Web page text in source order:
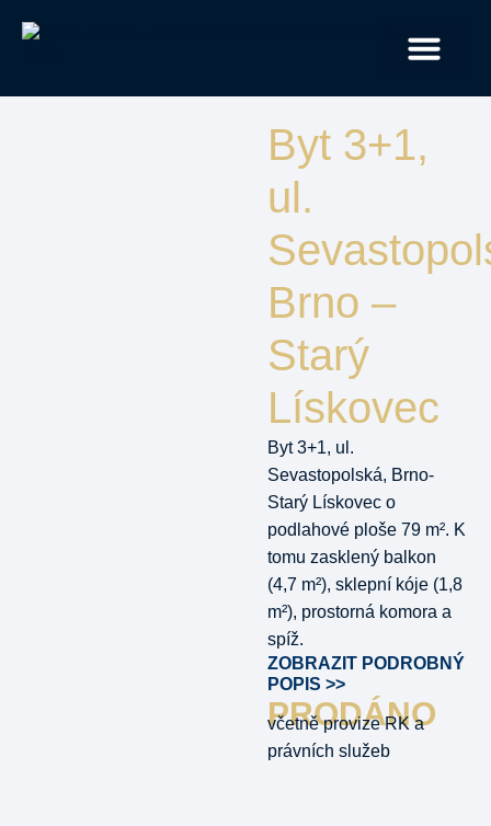
Byt 3+1,
ul.
Brno –
Starý
Lískovec
Byt 3+1, ul.
Sevastopolská, Brno-
Starý Lískovec o
podlahové ploše 79 m². K
tomu zasklený balkon
(4,7 m²), sklepní kóje (1,8
m²), prostorná komora a
spíž.
ZOBRAZIT PODROBNÝ
POPIS >>
PRODÁNO
včetně provize RK a
právních služeb